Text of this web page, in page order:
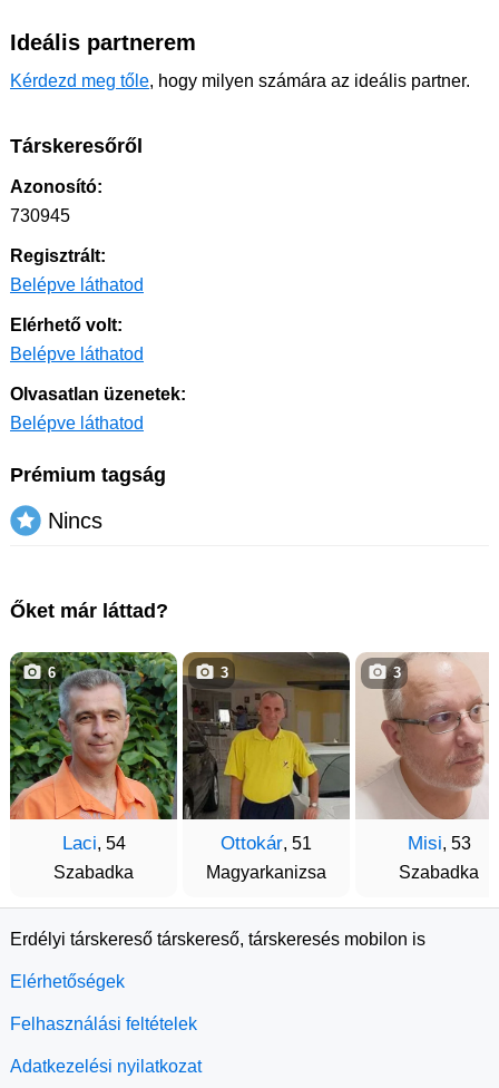
Ideális partnerem
Kérdezd meg tőle, hogy milyen számára az ideális partner.
Társkeresőről
Azonosító:
730945
Regisztrált:
Belépve láthatod
Elérhető volt:
Belépve láthatod
Olvasatlan üzenetek:
Belépve láthatod
Prémium tagság
Nincs
Őket már láttad?
Laci, 54
Szabadka
6
Ottokár, 51
Magyarkanizsa
3
Misi, 53
Szabadka
3
Erdélyi társkereső társkereső, társkeresés mobilon is
Elérhetőségek
Felhasználási feltételek
Adatkezelési nyilatkozat